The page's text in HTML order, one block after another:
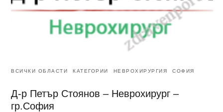
ВСИЧКИ ОБЛАСТИ КАТЕГОРИИ НЕВРОХИРУРГИЯ СОФИЯ
Д-р Петър Стоянов – Неврохирург –
гр.София